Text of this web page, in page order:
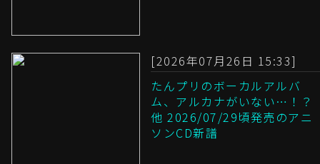
[2026年07月26日 15:33]
たんプリのボーカルアルバ
ム、アルカナがいない…！？
他 2026/07/29頃発売のアニ
ソンCD新譜